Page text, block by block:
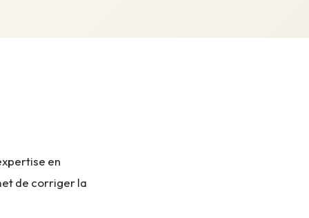
en
de corriger la